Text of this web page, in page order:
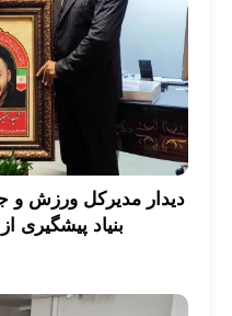
دیدار مدیرکل ورزش و
بنیاد پیشگیری